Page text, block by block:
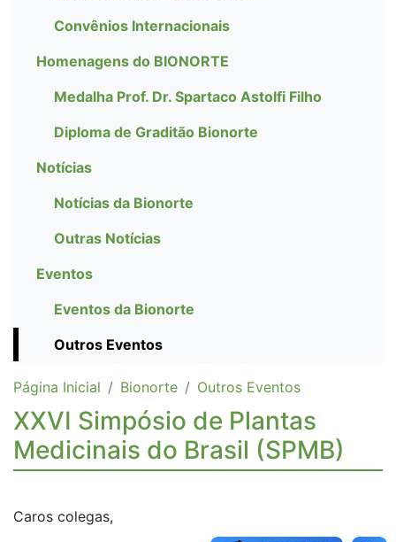
Convênios Internacionais
Homenagens do BIONORTE
Medalha Prof. Dr. Spartaco Astolfi Filho
Diploma de Graditão Bionorte
Notícias
Notícias da Bionorte
Outras Notícias
Eventos
Eventos da Bionorte
Outros Eventos
Página Inicial Bionorte Outros Eventos
XXVI Simpósio de Plantas
Medicinais do Brasil (SPMB)
Caros colegas,